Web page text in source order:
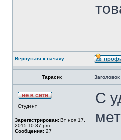
Вернуться к началу
Тарасик
Студент
Зарегистрирован: Вт ноя 17,
2015 10:37 pm
Сообщения: 27
С